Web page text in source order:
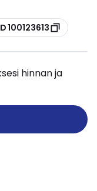
100123613
hinnan ja